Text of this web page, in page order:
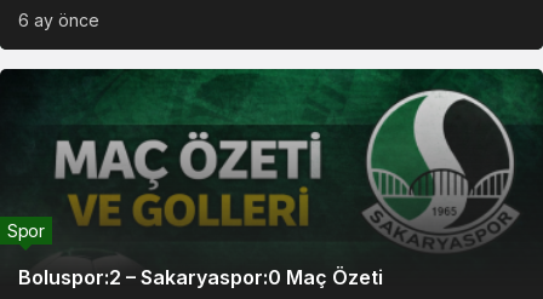
6 ay önce
Boluspor:2 – Sakaryaspor:0 Maç Özeti
Spor